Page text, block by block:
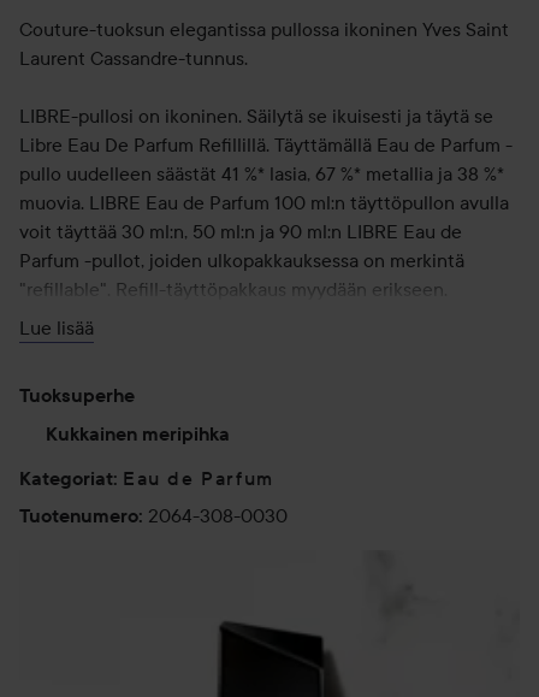
Couture-tuoksun elegantissa pullossa ikoninen Yves Saint
Laurent Cassandre-tunnus.
LIBRE-pullosi on ikoninen. Säilytä se ikuisesti ja täytä se
Libre Eau De Parfum Refillillä. Täyttämällä Eau de Parfum -
pullo uudelleen säästät 41 %* lasia, 67 %* metallia ja 38 %*
muovia. LIBRE Eau de Parfum 100 ml:n täyttöpullon avulla
voit täyttää 30 ml:n, 50 ml:n ja 90 ml:n LIBRE Eau de
Parfum -pullot, joiden ulkopakkauksessa on merkintä
"refillable". Refill-täyttöpakkaus myydään erikseen.
*Laskelma on tehty vertaamalla uudelleentäytettävää 50
perinteiseen, ei-uudelleentäytettävään 50 ml:n pulloon.
Käytä pulssikohtiin: ranne, kyynärpään sisäosa ja kaula.
Lue lisää
Tuoksuperhe
Kukkainen meripihka
Kategoriat: Eau de Parfum
Tuotenumero: 2064-308-0030